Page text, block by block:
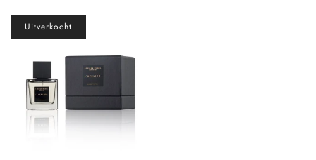
Uitverkocht